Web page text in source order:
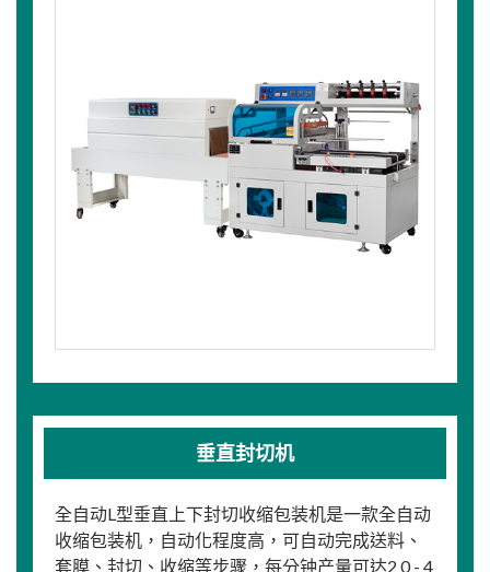
垂直封切机
全自动L型垂直上下封切收缩包装机是一款全自动
收缩包装机，自动化程度高，可自动完成送料、
套膜、封切、收缩等步骤，每分钟产量可达2 0 - 4